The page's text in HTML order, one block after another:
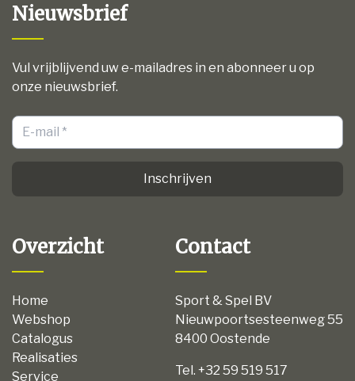
Nieuwsbrief
Vul vrijblijvend uw e-mailadres in en abonneer u op
onze nieuwsbrief.
Inschrijven
Overzicht
Home
Webshop
Catalogus
Realisaties
Service
Contact
Sport & Spel BV
Nieuwpoortsesteenweg 55
8400 Oostende
Tel. +32 59 519 517